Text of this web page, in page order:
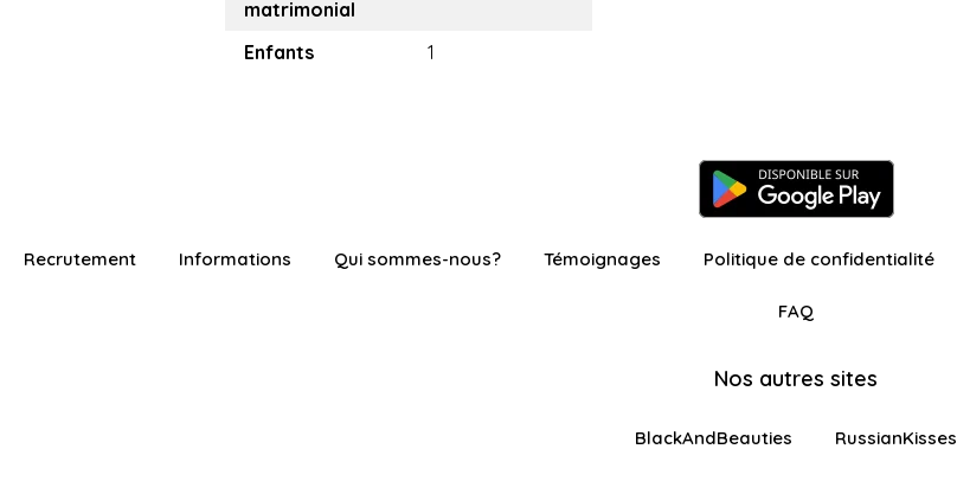
matrimonial
Enfants
1
Recrutement Informations Qui sommes-nous? Témoignages Politique de confidentialité
FAQ
Nos autres sites
BlackAndBeauties RussianKisses